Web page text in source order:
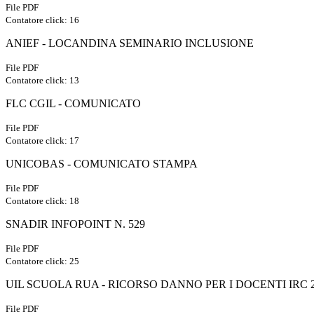
File PDF
Contatore click: 16
ANIEF - LOCANDINA SEMINARIO INCLUSIONE
File PDF
Contatore click: 13
FLC CGIL - COMUNICATO
File PDF
Contatore click: 17
UNICOBAS - COMUNICATO STAMPA
File PDF
Contatore click: 18
SNADIR INFOPOINT N. 529
File PDF
Contatore click: 25
UIL SCUOLA RUA - RICORSO DANNO PER I DOCENTI IRC
File PDF